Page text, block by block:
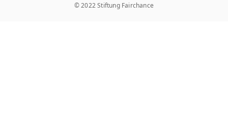
© 2022 Stiftung Fairchance